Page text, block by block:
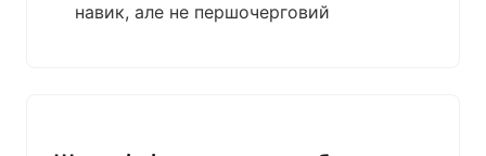
навик, але не першочерговий